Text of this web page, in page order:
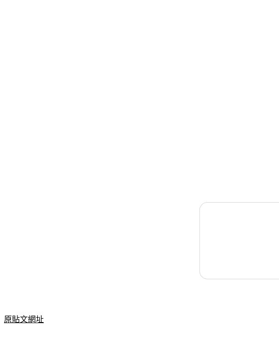
原貼文網址